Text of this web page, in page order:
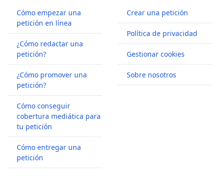
Cómo empezar una
petición en línea
¿Cómo redactar una
petición?
¿Cómo promover una
petición?
Cómo conseguir
cobertura mediática para
tu petición
Cómo entregar una
petición
Crear una petición
Política de privacidad
Gestionar cookies
Sobre nosotros